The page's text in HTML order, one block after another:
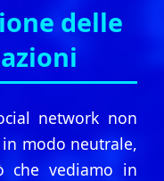
delle
network non
modo neutrale,
che vediamo in